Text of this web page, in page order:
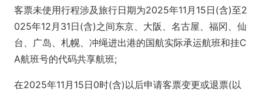
客票未使用行程涉及旅行日期为2025年11月15日(含)至2
025年12月31日(含)之间东京、大阪、名古屋、福冈、仙
台、广岛、札幌、冲绳进出港的国航实际承运航班和挂C
A航班号的代码共享航班;
在2025年11月15日0时(含)以后申请客票变更或退票(以